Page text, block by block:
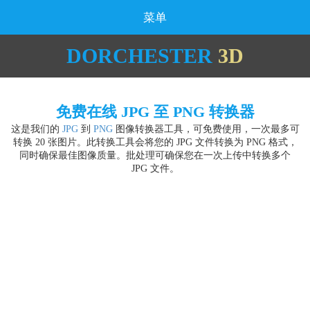
菜单
DORCHESTER 3D
免费在线 JPG 至 PNG 转换器
这是我们的 JPG到 PNG图像转换器工具，可免费使用，一次最多可
转换 20 张图片。此转换工具会将您的 JPG 文件转换为 PNG 格式，
同时确保最佳图像质量。批处理可确保您在一次上传中转换多个
JPG 文件。